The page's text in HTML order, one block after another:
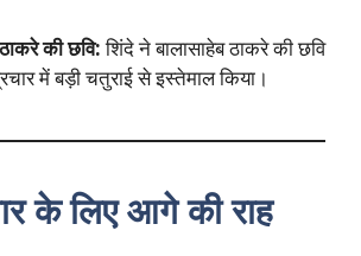
की छवि:शिंदे ने बालासाहेब ठाकरे की छवि
में बड़ी चतुराई से इस्तेमाल किया।
के लिए आगे की राह